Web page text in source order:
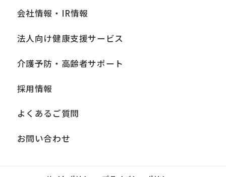
会社情報・IR情報
法人向け健康支援サービス
介護予防・高齢者サポート
採用情報
よくあるご質問
お問い合わせ